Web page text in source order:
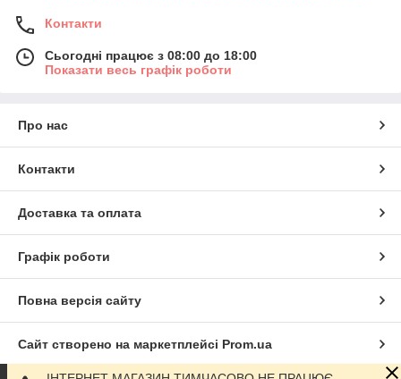
Контакти
Сьогодні працює з 08:00 до 18:00
Показати весь графік роботи
Про нас
Контакти
Доставка та оплата
Графік роботи
Повна версія сайту
Сайт створено на маркетплейсі Prom.ua